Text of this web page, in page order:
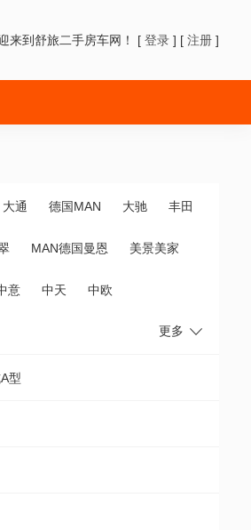
来到舒旅二手房车网！ [ 登录 ] [ 注册 ]
大通 德国MAN 大驰 丰田
MAN德国曼恩 美景美家
意 中天 中欧
更多
型